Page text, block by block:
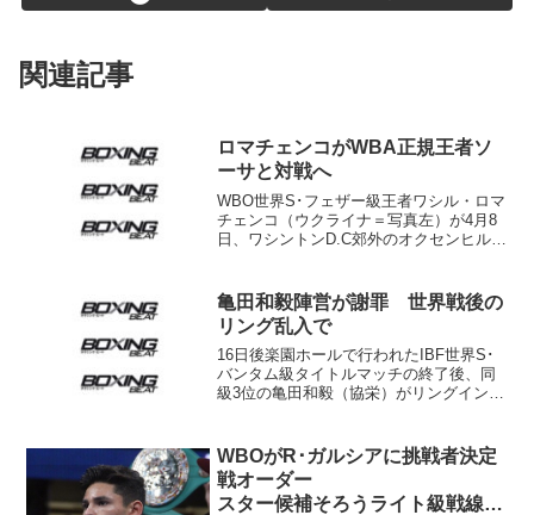
関連記事
ロマチェンコがWBA正規王者ソ
ーサと対戦へ
WBO世界S･フェザー級王者ワシル・ロマ
チェンコ（ウクライナ＝写真左）が4月8
日、ワシントンD.C郊外のオクセンヒルで
明らかになった。複数の米メディアが報
じた。 ...
亀田和毅陣営が謝罪 世界戦後の
リング乱入で
16日後楽園ホールで行われたIBF世界S･
バンタム級タイトルマッチの終了後、同
級3位の亀田和毅（協栄）がリングインし
問題で、協栄ジムが20日、日本ボクシン
グコミッショ...
WBOがR･ガルシアに挑戦者決定
戦オーダー
スター候補そろうライト級戦線の